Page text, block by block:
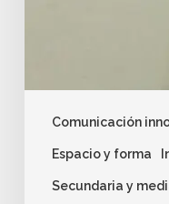
Comunicación
Espacio y forma
Secundaria y